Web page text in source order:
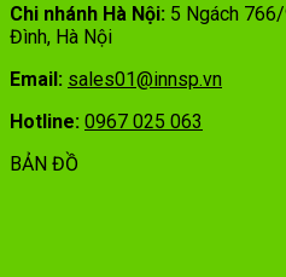
Chi nhánh Hà Nội: 5 Ngách 766/
Đình, Hà Nội
Email: sales01@innsp.vn
Hotline: 0967 025 063
BẢN ĐỒ